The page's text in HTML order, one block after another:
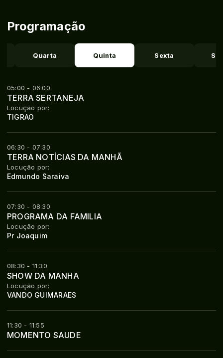
Programação
Quarta Quinta Sexta
05:00 - 06:00
TERRA SERTANEJA
Locução por:
TIGRAO
06:30 - 07:30
TERRA NOTÍCIAS DA MANHÃ
Locução por:
Edmundo Saraiva
07:30 - 08:30
PROGRAMA DA FAMILIA
Locução por:
Pr Joaquim
08:30 - 11:30
SHOW DA MANHA
Locução por:
VANDO GUIMARAES
11:30 - 11:55
MOMENTO SAUDE